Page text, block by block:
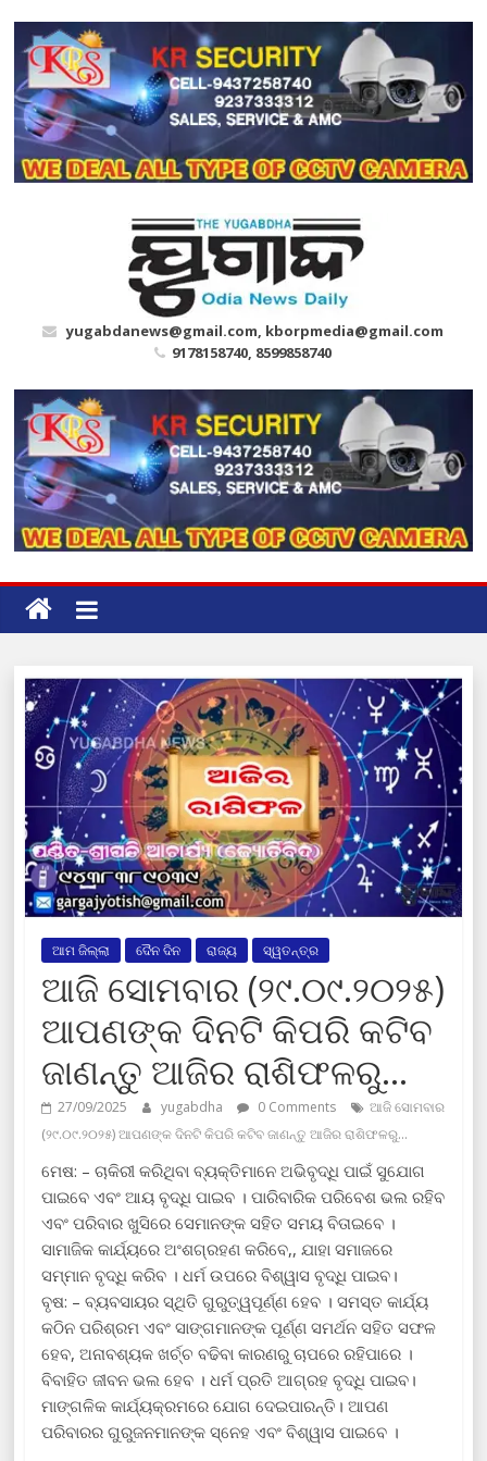
content
yugabdanews@gmail.com, kborpmedia@gmail.com
9178158740, 8599858740
ଆମ ଜିଲ୍ଲା ଦୈନ ଦିନ ରାଜ୍ୟ ସ୍ୱତନ୍ତ୍ର
ଆଜି ସୋମବାର (୨୯.୦୯.୨୦୨୫)
ଆପଣଙ୍କ ଦିନଟି କିପରି କଟିବ
ଜାଣନ୍ତୁ ଆଜିର ରାଶିଫଳରୁ…
27/09/2025 yugabdha 0 Comments
ଆଜି ସୋମବାର
(୨୯.୦୯.୨୦୨୫) ଆପଣଙ୍କ ଦିନଟି କିପରି କଟିବ ଜାଣନ୍ତୁ ଆଜିର ରାଶିଫଳରୁ…
ମେଷ: – ଚାକିରୀ କରିଥିବା ବ୍ୟକ୍ତିମାନେ ଅଭିବୃଦ୍ଧି ପାଇଁ ସୁଯୋଗ
ପାଇବେ ଏବଂ ଆୟ ବୃଦ୍ଧି ପାଇବ । ପାରିବାରିକ ପରିବେଶ ଭଲ ରହିବ
ଏବଂ ପରିବାର ଖୁସିରେ ସେମାନଙ୍କ ସହିତ ସମୟ ବିତାଇବେ ।
ସାମାଜିକ କାର୍ଯ୍ୟରେ ଅଂଶଗ୍ରହଣ କରିବେ,, ଯାହା ସମାଜରେ
ସମ୍ମାନ ବୃଦ୍ଧି କରିବ । ଧର୍ମ ଉପରେ ବିଶ୍ୱାସ ବୃଦ୍ଧି ପାଇବ।
ବୃଷ: – ବ୍ୟବସାୟର ସ୍ଥିତି ଗୁରୁତ୍ୱପୂର୍ଣ୍ଣ ହେବ । ସମସ୍ତ କାର୍ଯ୍ୟ
କଠିନ ପରିଶ୍ରମ ଏବଂ ସାଙ୍ଗମାନଙ୍କ ପୂର୍ଣ୍ଣ ସମର୍ଥନ ସହିତ ସଫଳ
ହେବ, ଅନାବଶ୍ୟକ ଖର୍ଚ୍ଚ ବଢିବା କାରଣରୁ ଚାପରେ ରହିପାରେ ।
ବିବାହିତ ଜୀବନ ଭଲ ହେବ । ଧର୍ମ ପ୍ରତି ଆଗ୍ରହ ବୃଦ୍ଧି ପାଇବ।
ମାଙ୍ଗଳିକ କାର୍ଯ୍ୟକ୍ରମରେ ଯୋଗ ଦେଇପାରନ୍ତି। ଆପଣ
ପରିବାରର ଗୁରୁଜନମାନଙ୍କ ସ୍ନେହ ଏବଂ ବିଶ୍ୱାସ ପାଇବେ ।